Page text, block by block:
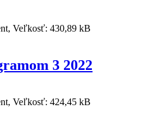
Veľkosť: 430,89 kB
3 2022
Veľkosť: 424,45 kB